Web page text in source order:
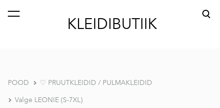
KLEIDIBUTIIK
lisati ostukorvi. Vaata ostukorvi
POOD ♡ PRUUTKLEIDID / PULMAKLEIDID
Valge LEONIE (S-7XL)